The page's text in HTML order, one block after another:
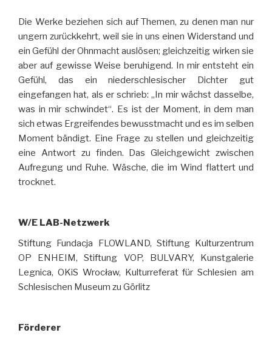
Die Werke beziehen sich auf Themen, zu denen man nur
ungern zurückkehrt, weil sie in uns einen Widerstand und
ein Gefühl der Ohnmacht auslösen; gleichzeitig wirken sie
aber auf gewisse Weise beruhigend. In mir entsteht ein
Gefühl, das ein niederschlesischer Dichter gut
eingefangen hat, als er schrieb: „In mir wächst dasselbe,
was in mir schwindet“. Es ist der Moment, in dem man
sich etwas Ergreifendes bewusstmacht und es im selben
Moment bändigt. Eine Frage zu stellen und gleichzeitig
eine Antwort zu finden. Das Gleichgewicht zwischen
Aufregung und Ruhe. Wäsche, die im Wind flattert und
trocknet.
W/E LAB-Netzwerk
Stiftung Fundacja FLOWLAND, Stiftung Kulturzentrum
OP ENHEIM, Stiftung VOP, BULVARY, Kunstgalerie
Legnica, OKiS Wrocław, Kulturreferat für Schlesien am
Schlesischen Museum zu Görlitz
Förderer